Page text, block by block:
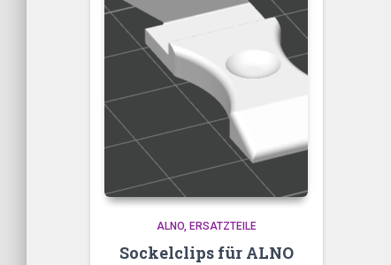
ALNO ERSATZTEILE
Sockelclips für ALNO